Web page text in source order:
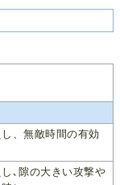
、無敵時間の有効
､隙の大きい攻撃や